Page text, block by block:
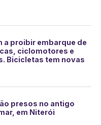
a proibir embarque de
ciclomotores e
Bicicletas tem novas
presos no antigo
em Niterói